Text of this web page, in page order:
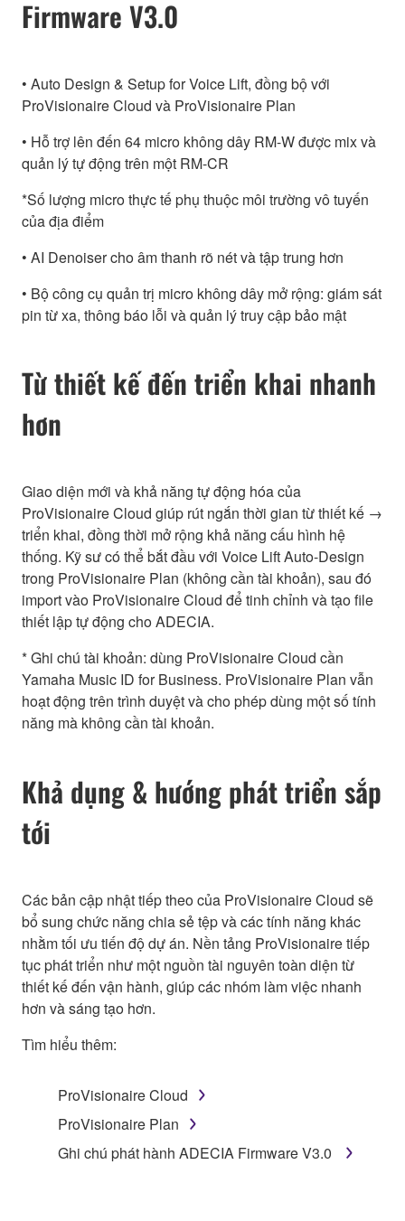
Firmware V3.0
• Auto Design & Setup for Voice Lift, đồng bộ với
ProVisionaire Cloud và ProVisionaire Plan
• Hỗ trợ lên đến 64 micro không dây RM-W được mix và
quản lý tự động trên một RM-CR
*Số lượng micro thực tế phụ thuộc môi trường vô tuyến
của địa điểm
• AI Denoiser cho âm thanh rõ nét và tập trung hơn
• Bộ công cụ quản trị micro không dây mở rộng: giám sát
pin từ xa, thông báo lỗi và quản lý truy cập bảo mật
Từ thiết kế đến triển khai nhanh
hơn
Giao diện mới và khả năng tự động hóa của
ProVisionaire Cloud giúp rút ngắn thời gian từ thiết kế →
triển khai, đồng thời mở rộng khả năng cấu hình hệ
thống. Kỹ sư có thể bắt đầu với Voice Lift Auto-Design
trong ProVisionaire Plan (không cần tài khoản), sau đó
import vào ProVisionaire Cloud để tinh chỉnh và tạo file
thiết lập tự động cho ADECIA.
* Ghi chú tài khoản: dùng ProVisionaire Cloud cần
Yamaha Music ID for Business. ProVisionaire Plan vẫn
hoạt động trên trình duyệt và cho phép dùng một số tính
năng mà không cần tài khoản.
Khả dụng & hướng phát triển sắp
tới
Các bản cập nhật tiếp theo của ProVisionaire Cloud sẽ
bổ sung chức năng chia sẻ tệp và các tính năng khác
nhằm tối ưu tiến độ dự án. Nền tảng ProVisionaire tiếp
tục phát triển như một nguồn tài nguyên toàn diện từ
thiết kế đến vận hành, giúp các nhóm làm việc nhanh
hơn và sáng tạo hơn.
Tìm hiểu thêm:
ProVisionaire Cloud
ProVisionaire Plan
Ghi chú phát hành ADECIA Firmware V3.0